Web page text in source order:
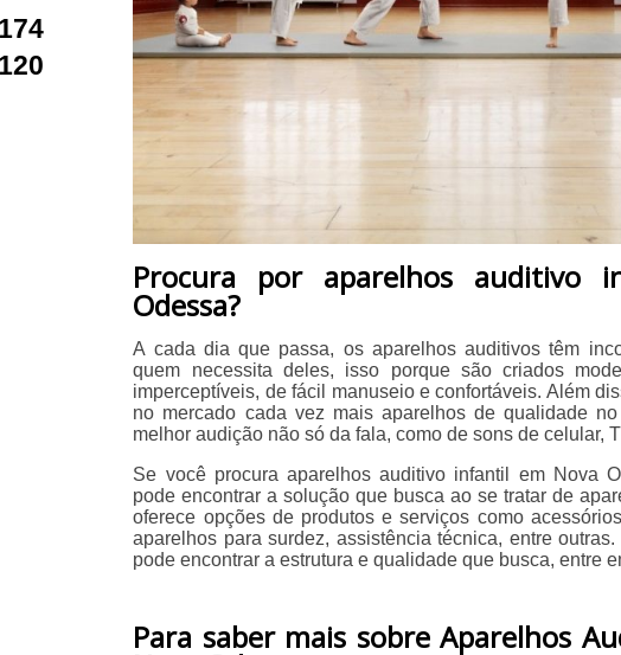
Procura por aparelhos auditivo
Odessa?
A cada dia que passa, os aparelhos auditivos têm
quem necessita deles, isso porque são criados
imperceptíveis, de fácil manuseio e confortáveis. Além
no mercado cada vez mais aparelhos de qualidade
melhor audição não só da fala, como de sons de celular,
Se você procura aparelhos auditivo infantil em Nova
pode encontrar a solução que busca ao se tratar de
oferece opções de produtos e serviços como
aparelhos para surdez, assistência técnica, entre
pode encontrar a estrutura e qualidade que busca, entre
Para saber mais sobre Aparelhos